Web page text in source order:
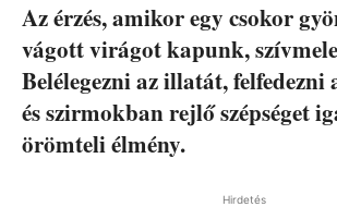
Az érzés, amikor egy csokor
vágott virágot kapunk,
Belélegezni az illatát, felfedezni
és szirmokban rejlő szépséget
örömteli élmény.
Hirdetés